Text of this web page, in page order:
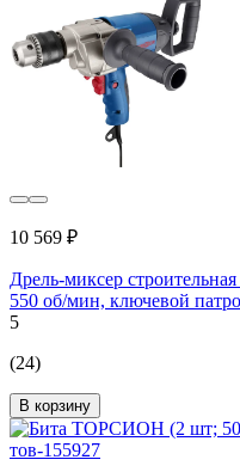
10 569 ₽
Дрель-миксер
550 об/мин, ключевой
5
(24)
В корзину